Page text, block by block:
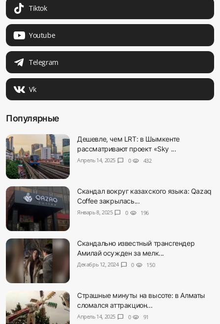
Tiktok
Youtube
Telegram
Vk
Популярные
Дешевле, чем LRT: в Шымкенте
рассматривают проект «Sky ...
Апрель 14, 2025 chat_bubble 0 visibility 432
Скандал вокруг казахского языка: Qazaq
Coffee закрылась...
Январь 8, 2025 chat_bubble 0 visibility 196
Скандально известный трансгендер
Амилай осужден за мелк...
Декабрь 12, 2024 chat_bubble 0 visibility 150
Страшные минуты на высоте: в Алматы
сломался аттракцион...
Апрель 14, 2025 chat_bubble 0 visibility 91